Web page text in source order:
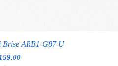
Brise ARB1-G87-U